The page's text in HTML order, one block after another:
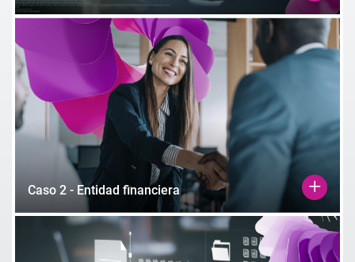
Caso 2 - Entidad financiera